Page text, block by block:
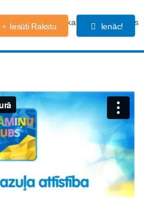
Grūtniecības kalendārs Forums
Iesūti Rakstu Ienāc!